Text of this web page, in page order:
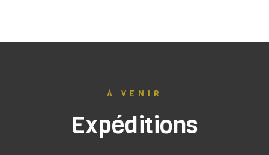
À VENIR
Expéditions